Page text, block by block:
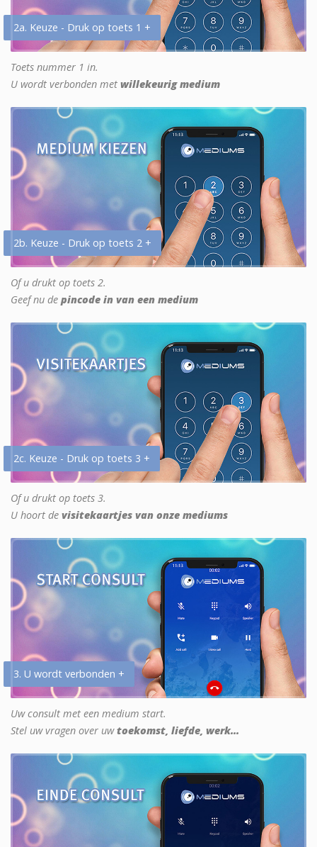
2a. Keuze - Druk op toets 1 +
Toets nummer 1 in.
U wordt verbonden met willekeurig medium
2b. Keuze - Druk op toets 2 +
Of u drukt op toets 2.
Geef nu de pincode in van een medium
2c. Keuze - Druk op toets 3 +
Of u drukt op toets 3.
U hoort de visitekaartjes van onze mediums
3. U wordt verbonden +
Uw consult met een medium start.
Stel uw vragen over uwtoekomst, liefde, werk...